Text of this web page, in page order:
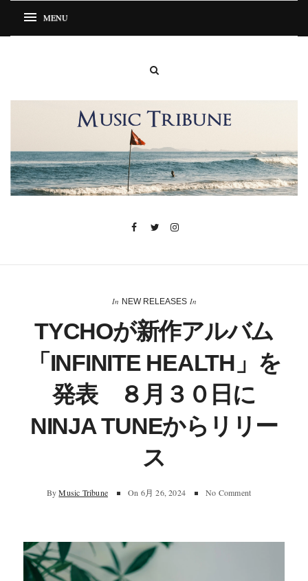
In NEW RELEASES In
TYCHOが新作アルバム
「INFINITE HEALTH」を
発表 ８月３０日に
NINJA TUNEからリリー
ス
By Music Tribune On 6月 26, 2024 No Comment